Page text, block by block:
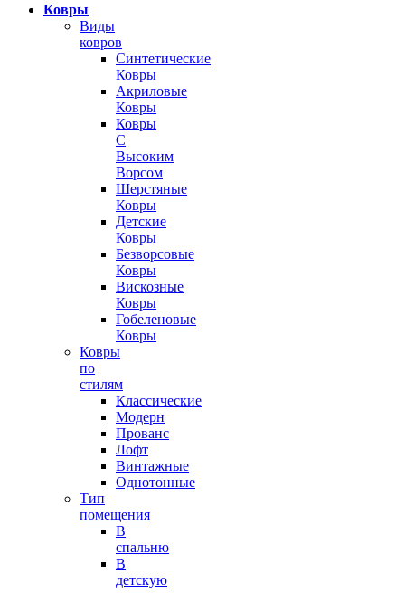
Ковры
Виды
ковров
Синтетические
Ковры
Акриловые
Ковры
Ковры
С
Высоким
Ворсом
Шерстяные
Ковры
Детские
Ковры
Безворсовые
Ковры
Вискозные
Ковры
Гобеленовые
Ковры
Ковры
по
стилям
Классические
Модерн
Прованс
Лофт
Винтажные
Однотонные
Тип
помещения
В
спальню
В
детскую